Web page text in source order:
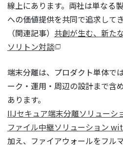
線上にあります。両社は単なる
への価値提供を共同で追求して
（関連記事） 共創が生む、新た
ソリトン対談
端末分離は、プロダクト単体で
ーク・運用・周辺の設計まで含
あります。
IIJセキュア端末分離ソリュー
ファイル中継ソリューション
加え、ファイアウォールをフル